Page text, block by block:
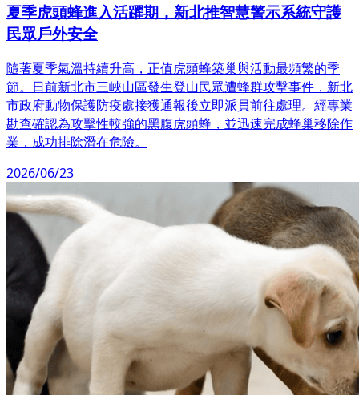
夏季虎頭蜂進入活躍期，新北推智慧警示系統守護
民眾戶外安全
隨著夏季氣溫持續升高，正值虎頭蜂築巢與活動最頻繁的季
節。日前新北市三峽山區發生登山民眾遭蜂群攻擊事件，新北
市政府動物保護防疫處接獲通報後立即派員前往處理。經專業
勘查確認為攻擊性較強的黑腹虎頭蜂，並迅速完成蜂巢移除作
業，成功排除潛在危險。
2026/06/23